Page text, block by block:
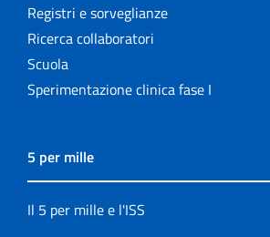
Registri e sorveglianze
Ricerca collaboratori
Scuola
Sperimentazione clinica fase I
5 per mille
Il 5 per mille e l'ISS